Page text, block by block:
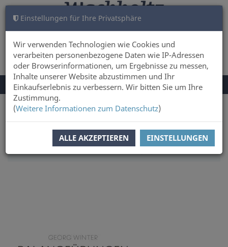
Einstellungen für Ihre Privatsphäre
Wir verwenden Technologien wie Cookies und
verarbeiten personenbezogene Daten wie IP-Adressen
oder Browserinformationen, um Ergebnisse zu messen,
Inhalte unserer Website abzustimmen und Ihr
Einkaufserlebnis zu verbessern. Wir bitten Sie um Ihre
Zustimmung.
(Weitere Informationen zum Datenschutz)
ALLE AKZEPTIEREN EINSTELLUNGEN
ANMELDEN WARENKORB 0
NAVIGATION
UMSCHALTEN
Menü
Sie sind hier: Literatur
SORTIERUNG: WÄHLEN